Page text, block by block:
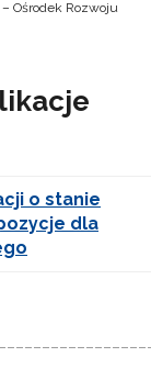
Ośrodek Rozwoju
o stanie
dla